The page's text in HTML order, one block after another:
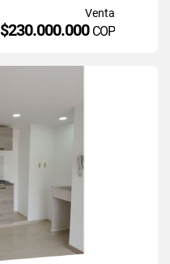
Venta
$230.000.000 COP